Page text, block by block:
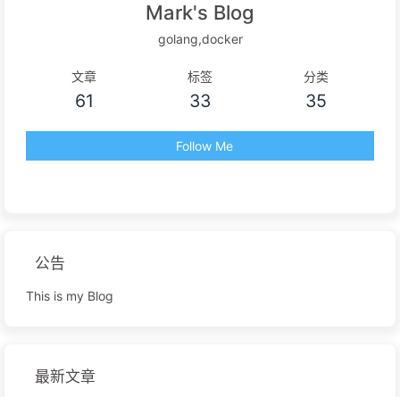
Mark's Blog
golang,docker
文章
61
标签
33
分类
35
Follow Me
公告
This is my Blog
最新文章